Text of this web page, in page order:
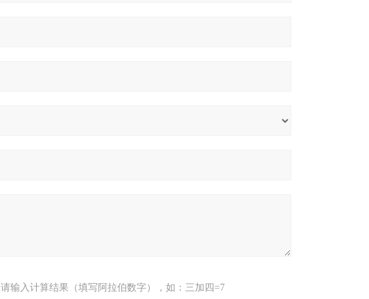
请输入计算结果（填写阿拉伯数字），如：三加四=7